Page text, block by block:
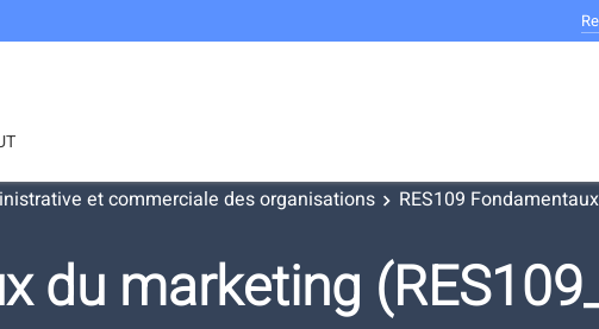
et commerciale des organisations RES109
du marketing